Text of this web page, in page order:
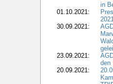
in
01.10.2021:
30.09.2021:
23.09.2021:
den
20.09.2021: